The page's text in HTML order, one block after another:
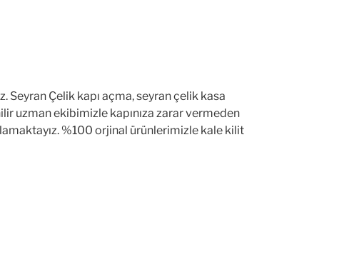
Seyran Çelik kapı açma, seyran çelik kasa
uzman ekibimizle kapınıza zarar vermeden
%100 orjinal ürünlerimizle kale kilit